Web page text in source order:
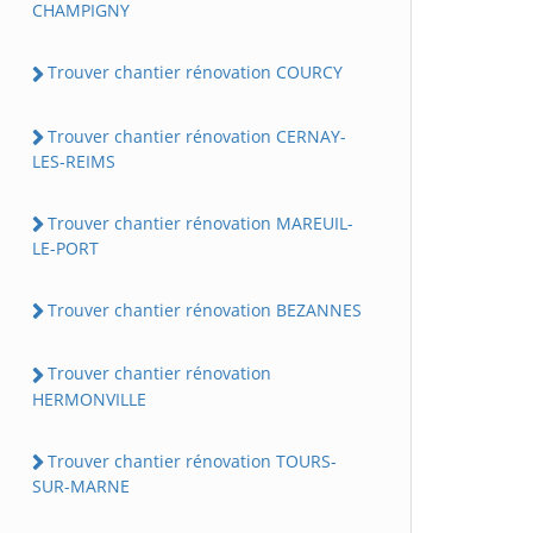
CHAMPIGNY
Trouver chantier rénovation COURCY
Trouver chantier rénovation CERNAY-
LES-REIMS
Trouver chantier rénovation MAREUIL-
LE-PORT
Trouver chantier rénovation BEZANNES
Trouver chantier rénovation
HERMONVILLE
Trouver chantier rénovation TOURS-
SUR-MARNE